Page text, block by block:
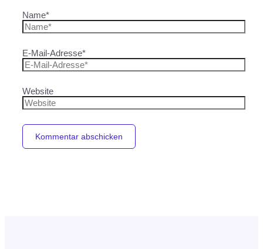
Name*
E-Mail-Adresse*
Website